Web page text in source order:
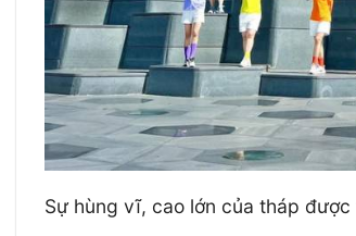
Sự hùng vĩ, cao lớn của tháp